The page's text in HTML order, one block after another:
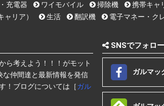
充電器 ワイモバイル 掃除機 携帯キャ
ャリア） 生活 翻訳機 電子マネー・ク
ら考えよう！！！がモット
な仲間達と最新情報を発信
！ブログについては［ガル
SNSでフォロ
ガルマッ